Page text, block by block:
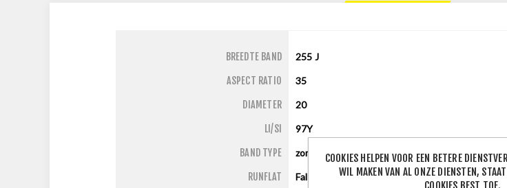
BREEDTE BAND 255 J
ASPECT RATIO 35
DIAMETER 20
LI/SI 97Y
BAND TYPE zomer
RUNFLAT False
COOKIES HELPEN VOOR EEN BETERE
WIL MAKEN VAN AL ONZE DIENSTEN,
COOKIES BEST TOE.